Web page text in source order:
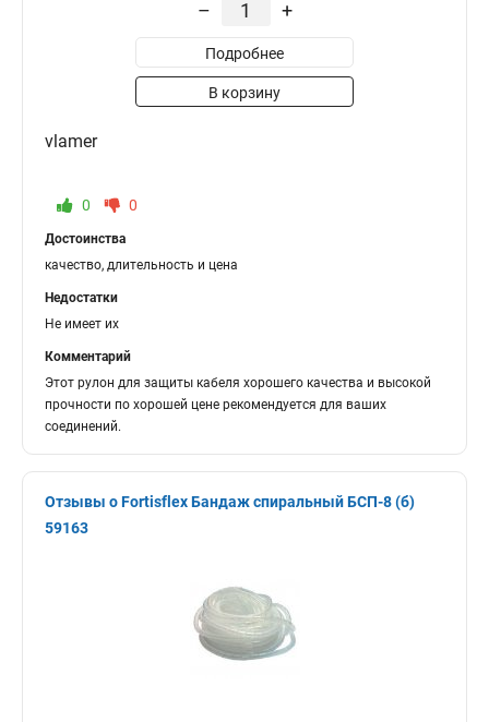
– +
Подробнее
В корзину
vlamer
0 0
Достоинства
качество, длительность и цена
Недостатки
Не имеет их
Комментарий
Этот рулон для защиты кабеля хорошего качества и высокой
прочности по хорошей цене рекомендуется для ваших
соединений.
Отзывы о Fortisflex Бандаж спиральный БСП-8 (б)
59163